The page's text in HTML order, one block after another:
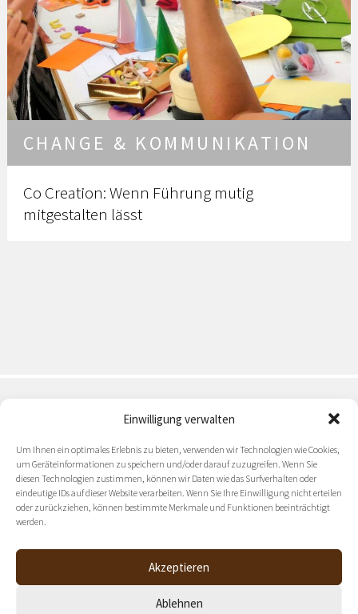
Einwilligung verwalten
Um Ihnen ein optimales Erlebnis zu bieten, verwenden wir Technologien wie Cookies,
um Geräteinformationen zu speichern und/oder darauf zuzugreifen. Wenn Sie
diesen Technologien zustimmen, können wir Daten wie das Surfverhalten oder
eindeutige IDs auf dieser Website verarbeiten. Wenn Sie Ihre Einwilligung nicht erteilen
oder zurückziehen, können bestimmte Merkmale und Funktionen beeinträchtigt
werden.
Akzeptieren
Ablehnen
CHANGE & KOMMUNIKATION
Co Creation: Wenn Führung mutig
mitgestalten lässt
Zukunftsorientierte Ideen & Strategien: Halten Sie sich
mit unserem
Newsletter auf dem Laufenden.